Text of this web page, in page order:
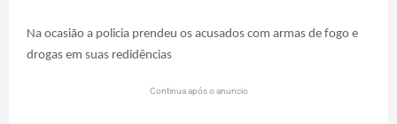
Na ocasião a policia prendeu os acusados com armas de fogo e
drogas em suas redidências
Continua após o anuncio